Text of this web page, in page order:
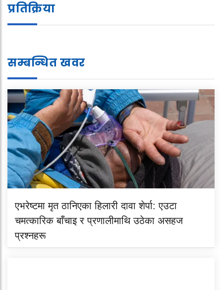
प्रतिक्रिया
सम्बन्धित खवर
एभरेष्टमा मृत ठानिएका हिलारी दावा शेर्पा: एउटा
चमत्कारिक बाँचाइ र प्रणालीमाथि उठेका असहज
प्रश्नहरू